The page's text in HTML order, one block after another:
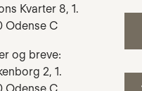
Kvarter 8, 1.
Odense C
og breve:
2, 1.